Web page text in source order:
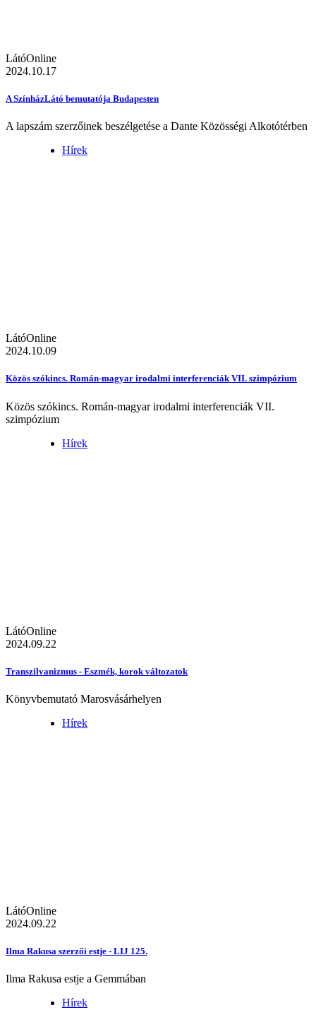
LátóOnline
2024.10.17
A SzínházLátó bemutatója Budapesten
A lapszám szerzőinek beszélgetése a Dante Közösségi Alkotótérben
Hírek
LátóOnline
2024.10.09
Közös szókincs. Román-magyar irodalmi interferenciák VII. szimpózium
Közös szókincs. Román-magyar irodalmi interferenciák VII.
szimpózium
Hírek
LátóOnline
2024.09.22
Transzilvanizmus - Eszmék, korok változatok
Könyvbemutató Marosvásárhelyen
Hírek
LátóOnline
2024.09.22
Ilma Rakusa szerzői estje - LIJ 125.
Ilma Rakusa estje a Gemmában
Hírek